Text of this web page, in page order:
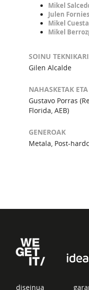
Mikel
Julen Fornies
Mikel Cuesta
Mikel
SOINU
Gilen Alcalde
NAHASKETAK
Gustavo Porras
Florida, AEB)
GENEROAK
Metala, Post-
diseinua